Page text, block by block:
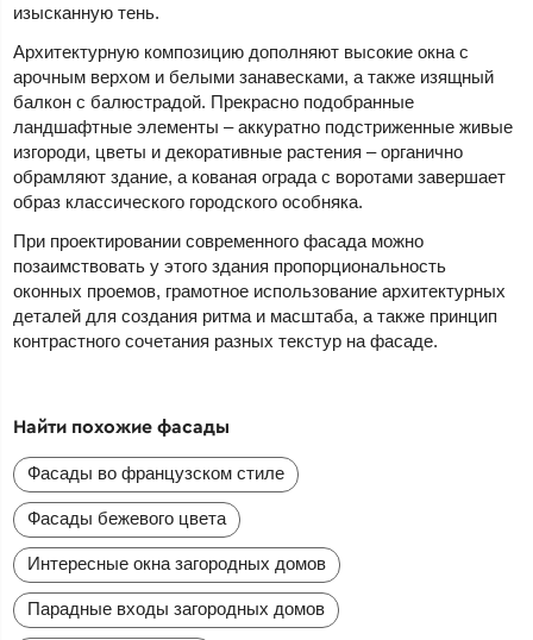
изысканную тень.
Архитектурную композицию дополняют высокие окна с
арочным верхом и белыми занавесками, а также изящный
балкон с балюстрадой. Прекрасно подобранные
ландшафтные элементы – аккуратно подстриженные живые
изгороди, цветы и декоративные растения – органично
обрамляют здание, а кованая ограда с воротами завершает
образ классического городского особняка.
При проектировании современного фасада можно
позаимствовать у этого здания пропорциональность
оконных проемов, грамотное использование архитектурных
деталей для создания ритма и масштаба, а также принцип
контрастного сочетания разных текстур на фасаде.
Найти похожие фасады
Фасады во французском стиле
Фасады бежевого цвета
Интересные окна загородных домов
Парадные входы загородных домов